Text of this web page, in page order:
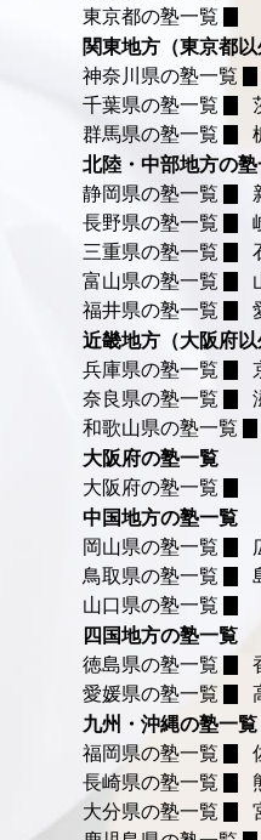
東京都の塾一覧
関東地方（東京都
神奈川県の塾一覧
千葉県の塾一覧
群馬県の塾一覧
北陸・中部地方の
静岡県の塾一覧
長野県の塾一覧
三重県の塾一覧
富山県の塾一覧
福井県の塾一覧
近畿地方（大阪府
兵庫県の塾一覧
奈良県の塾一覧
和歌山県の塾一覧
大阪府の塾一覧
大阪府の塾一覧
中国地方の塾一覧
岡山県の塾一覧
鳥取県の塾一覧
山口県の塾一覧
四国地方の塾一覧
徳島県の塾一覧
愛媛県の塾一覧
九州・沖縄の塾一覧
福岡県の塾一覧
長崎県の塾一覧
大分県の塾一覧